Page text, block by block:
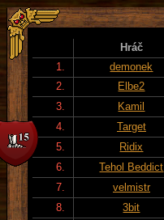
Hráč
1.
demonek
2.
Elbe2
3.
Kamil
4.
Target
5.
Ridix
6.
Tehol Beddict
7.
velmistr
8.
3bit